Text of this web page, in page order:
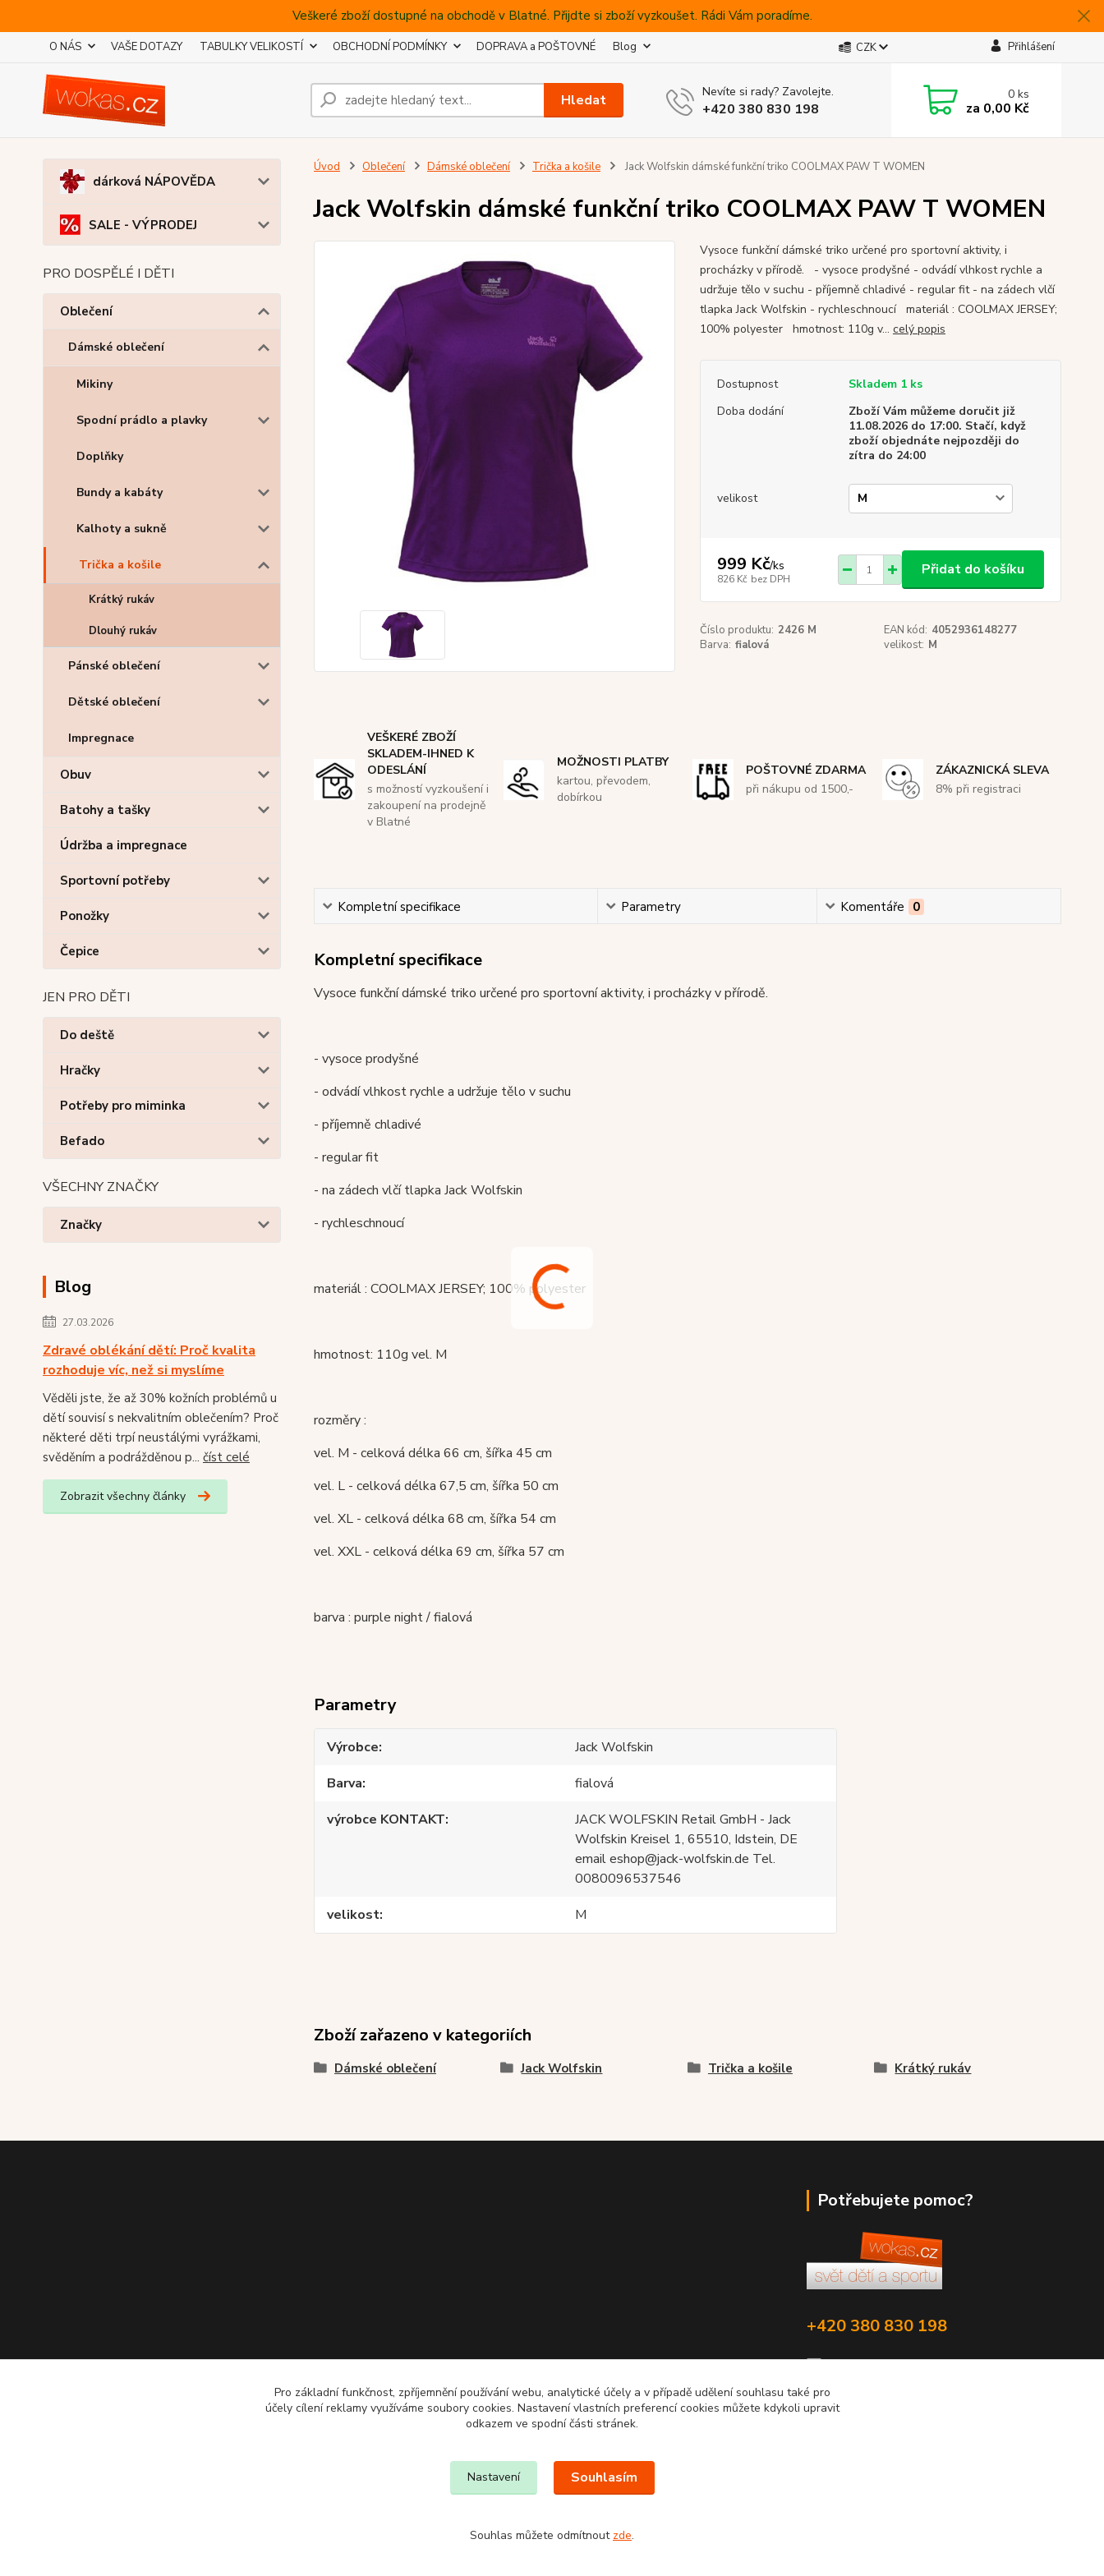
Veškeré zboží dostupné na obchodě v Blatné. Přijdte si zboží vyzkoušet. Rádi Vám poradíme.
O NÁS VAŠE DOTAZY TABULKY VELIKOSTÍ OBCHODNÍ PODMÍNKY DOPRAVA a POŠTOVNÉ Blog CZK Přihlášení
Hledat Nevíte si rady? Zavolejte.
+420 380 830 198
0ks
za 0,00 Kč
dárková NÁPOVĚDA
SALE - VÝPRODEJ
PRO DOSPĚLÉ I DĚTI
Oblečení
Dámské oblečení
Mikiny
Spodní prádlo a plavky
Doplňky
Bundy a kabáty
Kalhoty a sukně
Trička a košile
Krátký rukáv
Dlouhý rukáv
Pánské oblečení
Dětské oblečení
Impregnace
Obuv
Batohy a tašky
Údržba a impregnace
Sportovní potřeby
Ponožky
Čepice
JEN PRO DĚTI
Do deště
Hračky
Potřeby pro miminka
Befado
VŠECHNY ZNAČKY
Značky
Blog
27.03.2026
Zdravé oblékání dětí: Proč kvalita
rozhoduje víc, než si myslíme
Věděli jste, že až 30% kožních problémů u
dětí souvisí s nekvalitním oblečením? Proč
některé děti trpí neustálými vyrážkami,
svěděním a podrážděnou p... číst celé
Zobrazit všechny články
Úvod Oblečení Dámské oblečení Trička a košile Jack Wolfskin dámské funkční triko COOLMAX PAW T WOMEN
Jack Wolfskin dámské funkční triko COOLMAX PAW T WOMEN
Vysoce funkční dámské triko určené pro sportovní aktivity, i
procházky v přírodě. - vysoce prodyšné - odvádí vlhkost rychle a
udržuje tělo v suchu - příjemně chladivé - regular fit - na zádech vlčí
tlapka Jack Wolfskin - rychleschnoucí materiál : COOLMAX JERSEY;
100% polyester hmotnost: 110g v... celý popis
Dostupnost
Skladem 1 ks
Doba dodání
Zboží Vám můžeme doručit již
11.08.2026 do 17:00. Stačí, když
zboží objednáte nejpozději do
zítra do 24:00
velikost
999 Kč/ks
826 Kč bez DPH
Přidat do košíku
Číslo produktu: 2426 M EAN kód: 4052936148277
Barva: fialová velikost: M
VEŠKERÉ ZBOŽÍ
SKLADEM-IHNED K
ODESLÁNÍ
s možností vyzkoušení i
zakoupení na prodejně
v Blatné
MOŽNOSTI PLATBY
kartou, převodem,
dobírkou
POŠTOVNÉ ZDARMA
při nákupu od 1500,-
ZÁKAZNICKÁ SLEVA
8% při registraci
Kompletní specifikace Parametry Komentáře 0
Kompletní specifikace
Vysoce funkční dámské triko určené pro sportovní aktivity, i procházky v přírodě.
- vysoce prodyšné
- odvádí vlhkost rychle a udržuje tělo v suchu
- příjemně chladivé
- regular fit
- na zádech vlčí tlapka Jack Wolfskin
- rychleschnoucí
materiál : COOLMAX JERSEY; 100% polyester
hmotnost: 110g vel. M
rozměry :
vel. M - celková délka 66 cm, šířka 45 cm
vel. L - celková délka 67,5 cm, šířka 50 cm
vel. XL - celková délka 68 cm, šířka 54 cm
vel. XXL - celková délka 69 cm, šířka 57 cm
barva : purple night / fialová
Parametry
Výrobce
Jack Wolfskin
Barva
fialová
výrobce KONTAKT
JACK WOLFSKIN Retail GmbH - Jack
Wolfskin Kreisel 1, 65510, Idstein, DE
email eshop@jack-wolfskin.de Tel.
0080096537546
velikost
M
Zboží zařazeno v kategoriích
Dámské oblečení Jack Wolfskin Trička a košile Krátký rukáv
Potřebujete pomoc?
+420 380 830 198
wokas.online@yahoo.cz
Pro základní funkčnost, zpříjemnění používání webu, analytické účely a v případě udělení souhlasu také pro
účely cílení reklamy využíváme soubory cookies. Nastavení vlastních preferencí cookies můžete kdykoli upravit
odkazem ve spodní části stránek.
Nastavení Souhlasím
Souhlas můžete odmítnout zde.